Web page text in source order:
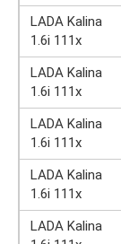
LADA Kalina
1.6i 111x
LADA Kalina
1.6i 111x
LADA Kalina
1.6i 111x
LADA Kalina
1.6i 111x
LADA Kalina